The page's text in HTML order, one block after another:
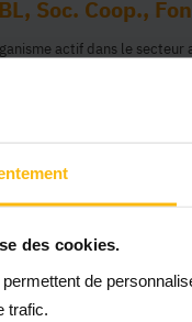
des cookies.
de
trafic.
Soc. Coop.,
actif dans le
d'interagir sur la plateforme
propre compte lié à ce
celui-ci, accéder à tout le
deux étapes : 1/
l'Entreprise)2/ création
Continuer